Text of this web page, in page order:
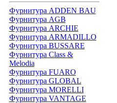
Фурнитура ADDEN BAU
Фурнитура AGB
Фурнитура ARCHIE
Фурнитура ARMADILLO
Фурнитура BUSSARE
Фурнитура Class &
Melodia
Фурнитура FUARO
Фурнитура GLOBAL
Фурнитура MORELLI
Фурнитура VANTAGE